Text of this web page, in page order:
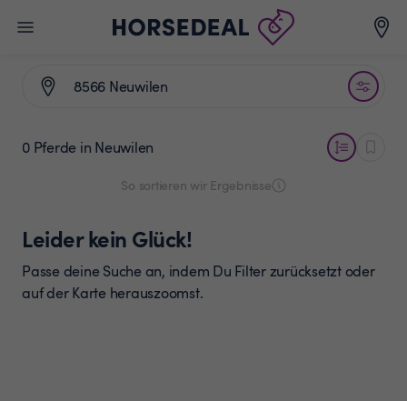
0 Pferde in Neuwilen
So sortieren wir Ergebnisse
Leider kein Glück!
Passe deine Suche an, indem Du Filter zurücksetzt oder
auf der Karte herauszoomst.